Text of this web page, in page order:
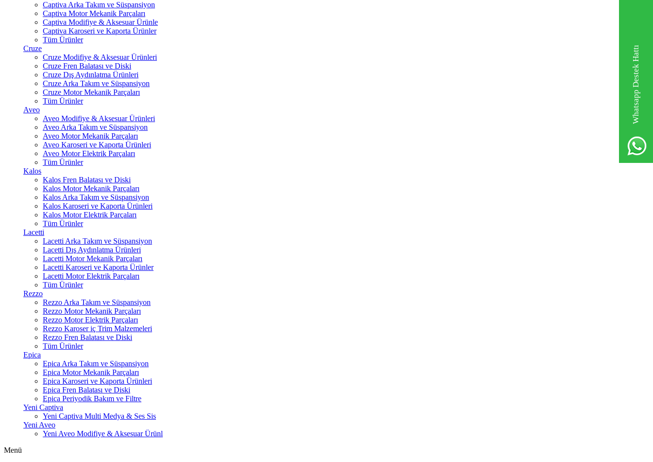
Whatsapp Destek Hattı
Captiva Arka Takım ve Süspansiyon
Captiva Motor Mekanik Parçaları
Captiva Modifiye & Aksesuar Ürünle
Captiva Karoseri ve Kaporta Ürünler
Tüm Ürünler
Cruze
Cruze Modifiye & Aksesuar Ürünleri
Cruze Fren Balatası ve Diski
Cruze Dış Aydınlatma Ürünleri
Cruze Arka Takım ve Süspansiyon
Cruze Motor Mekanik Parçaları
Tüm Ürünler
Aveo
Aveo Modifiye & Aksesuar Ürünleri
Aveo Arka Takım ve Süspansiyon
Aveo Motor Mekanik Parçaları
Aveo Karoseri ve Kaporta Ürünleri
Aveo Motor Elektrik Parçaları
Tüm Ürünler
Kalos
Kalos Fren Balatası ve Diski
Kalos Motor Mekanik Parçaları
Kalos Arka Takım ve Süspansiyon
Kalos Karoseri ve Kaporta Ürünleri
Kalos Motor Elektrik Parçaları
Tüm Ürünler
Lacetti
Lacetti Arka Takım ve Süspansiyon
Lacetti Dış Aydınlatma Ürünleri
Lacetti Motor Mekanik Parçaları
Lacetti Karoseri ve Kaporta Ürünler
Lacetti Motor Elektrik Parçaları
Tüm Ürünler
Rezzo
Rezzo Arka Takım ve Süspansiyon
Rezzo Motor Mekanik Parçaları
Rezzo Motor Elektrik Parçaları
Rezzo Karoser iç Trim Malzemeleri
Rezzo Fren Balatası ve Diski
Tüm Ürünler
Epica
Epica Arka Takım ve Süspansiyon
Epica Motor Mekanik Parçaları
Epica Karoseri ve Kaporta Ürünleri
Epica Fren Balatası ve Diski
Epica Periyodik Bakım ve Filtre
Yeni Captiva
Yeni Captiva Multi Medya & Ses Sis
Yeni Aveo
Yeni Aveo Modifiye & Aksesuar Ürünl
Menü